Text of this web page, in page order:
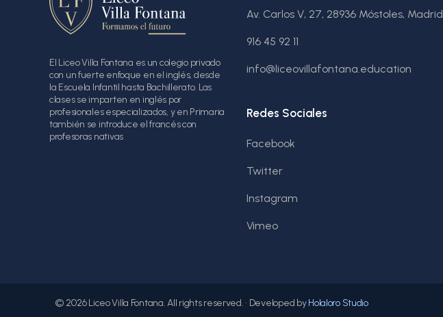
El Liceo Villa Fontana es un colegio privado
con un fuerte enfoque en el inglés, desde
la Escuela Infantil hasta Bachillerato. Las
clases se imparten en inglés por
profesionales especializados, y en Primaria
también se introduce el francés con
profesoras nativas
Av. Carlos V, 27, 28936 Móstoles, Madrid
916 45 92 11
info@liceovillafontana.education
Redes Sociales
Facebook
Twitter
Instagram
Vimeo
© 2026Liceo Villa Fontana. All rights reserved. • Developed byHolaloro Studio